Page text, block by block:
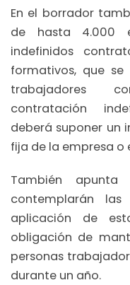
En el borrador
de hasta 4.000
indefinidos
formativos, que
trabajadores
contratación
deberá suponer un
fija de la empresa
También
contemplarán
aplicación de
obligación de
personas
durante un año.